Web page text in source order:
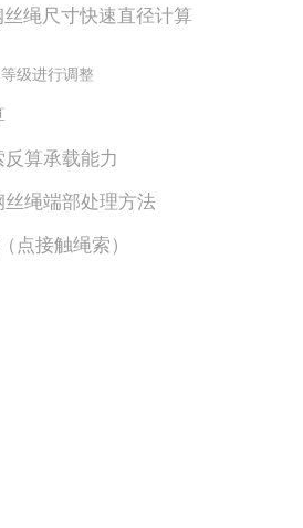
绳尺寸快速直径计算
级进行调整
算承载能力
绳端部处理方法
点接触绳索）